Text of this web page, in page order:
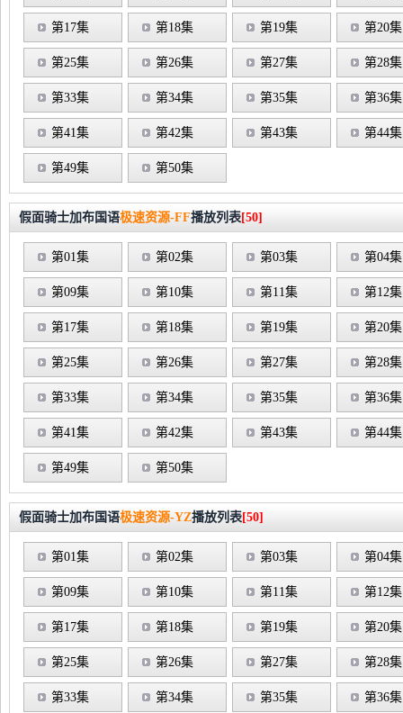
第17集 第18集 第19集 第20集
第25集 第26集 第27集 第28集
第33集 第34集 第35集 第36集
第41集 第42集 第43集 第44集
第49集 第50集
假面骑士加布国语极速资源-FF播放列表[50]
第01集 第02集 第03集 第04集
第09集 第10集 第11集 第12集
第17集 第18集 第19集 第20集
第25集 第26集 第27集 第28集
第33集 第34集 第35集 第36集
第41集 第42集 第43集 第44集
第49集 第50集
假面骑士加布国语极速资源-YZ播放列表[50]
第01集 第02集 第03集 第04集
第09集 第10集 第11集 第12集
第17集 第18集 第19集 第20集
第25集 第26集 第27集 第28集
第33集 第34集 第35集 第36集